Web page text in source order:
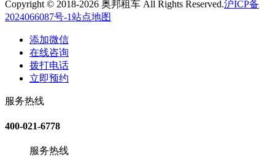
Copyright © 2018-2026 奥邦租车 All Rights Reserved.沪ICP备
2024066087号-1站点地图
添加微信
在线咨询
拨打电话
立即预约
服务热线
400-021-6778
服务热线